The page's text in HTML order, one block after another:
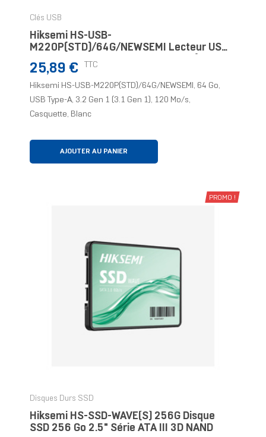
Clés USB
Hiksemi HS-USB-
M220P(STD)/64G/NEWSEMI Lecteur USB
Flash 64 Go USB Type-A 3.2 Gen 1 (3.1
Gen 1) Blanc
Prix
25,89 € TTC
Hiksemi HS-USB-M220P(STD)/64G/NEWSEMI, 64 Go,
USB Type-A, 3.2 Gen 1 (3.1 Gen 1), 120 Mo/s,
Casquette, Blanc
AJOUTER AU PANIER
PROMO !
Disques Durs SSD
Hiksemi HS-SSD-WAVE(S) 256G Disque
SSD 256 Go 2.5" Série ATA III 3D NAND